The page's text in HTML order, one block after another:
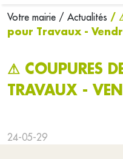
Votre mairie / Actualités /
pour Travaux -
⚠ COUPURES
TRAVAUX -
24-05-29